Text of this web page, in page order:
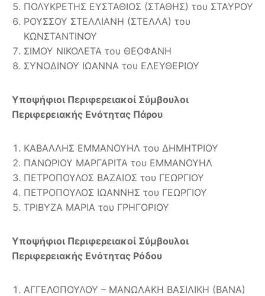
ΠΟΛΥΚΡΕΤΗΣ ΕΥΣΤΑΘΙΟΣ (ΣΤΑΘΗΣ) του ΣΤΑΥΡΟΥ
ΡΟΥΣΣΟΥ ΣΤΕΛΛΙΑΝΗ (ΣΤΕΛΛΑ) του
ΚΩΝΣΤΑΝΤΙΝΟΥ
ΣΙΜΟΥ ΝΙΚΟΛΕΤΑ του ΘΕΟΦΑΝΗ
ΣΥΝΟΔΙΝΟΥ ΙΩΑΝΝΑ του ΕΛΕΥΘΕΡΙΟΥ
Υποψήφιοι Περιφερειακοί Σύμβουλοι
Περιφερειακής Ενότητας Πάρου
ΚΑΒΑΛΛΗΣ ΕΜΜΑΝΟΥΗΛ του ΔΗΜΗΤΡΙΟΥ
ΠΑΝΩΡΙΟΥ ΜΑΡΓΑΡΙΤΑ του ΕΜΜΑΝΟΥΗΛ
ΠΕΤΡΟΠΟΥΛΟΣ ΒΑΖΑΙΟΣ του ΓΕΩΡΓΙΟΥ
ΠΕΤΡΟΠΟΥΛΟΣ ΙΩΑΝΝΗΣ του ΓΕΩΡΓΙΟΥ
ΤΡΙΒΥΖΑ ΜΑΡΙΑ του ΓΡΗΓΟΡΙΟΥ
Υποψήφιοι Περιφερειακοί Σύμβουλοι
Περιφερειακής Ενότητας Ρόδου
ΑΓΓΕΛΟΠΟΥΛΟΥ – ΜΑΝΩΛΑΚΗ ΒΑΣΙΛΙΚΗ (ΒΑΝΑ)